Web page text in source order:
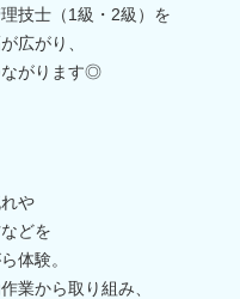
技士（1級・2級）を
広がり、
ながります◎
や
どを
体験。
業から取り組み、